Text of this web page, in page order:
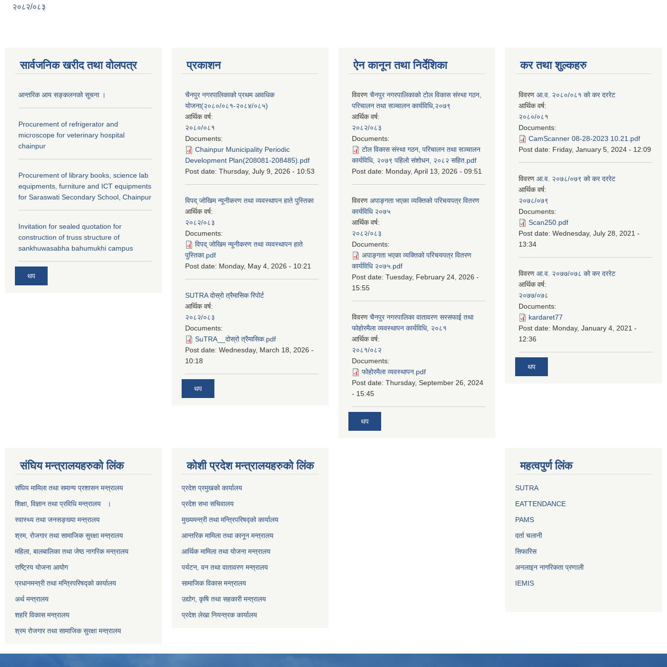
२०८२/०८३
सार्वजनिक खरीद तथा वाेलपत्र
आन्तरिक आय सङ्कलनको सूचना ।
Procurement of refrigerator and
microscope for veterinary hospital
chainpur
Procurement of library books, science lab
equipments, furniture and ICT equipments
for Saraswati Secondary School, Chainpur
Invitation for sealed quotation for
construction of truss structure of
sankhuwasabha bahumukhi campus
थप
प्रकाशन
चैनपुर नगरपालिकाको प्रथम आवधिक
योजना(२०८०/०८१-२०८४/०८५)
आर्थिक वर्ष:
२०८०/०८१
Documents:
Chainpur Municipality Periodic
Development Plan(208081-208485).pdf
Post date: Thursday, July 9, 2026 - 10:53
विपद् जोखिम न्यूनीकरण तथा व्यवस्थापन हाते पुस्तिका
आर्थिक वर्ष:
२०८२/०८३
Documents:
विपद् जोखिम न्यूनीकरण तथा व्यवस्थापन हाते
पुस्तिका.pdf
Post date: Monday, May 4, 2026 - 10:21
SUTRA दोस्रो त्रैमासिक रिपोर्ट
आर्थिक वर्ष:
२०८२/०८३
Documents:
SuTRA__दोस्रो त्रैमासिक.pdf
Post date: Wednesday, March 18, 2026 -
10:18
थप
ऐन कानून तथा निर्देशिका
विवरण चैनपुर नगरपालिकाको टोल विकास संस्था गठन,
परिचालन तथा सञ्चालन कार्यविधि,२०७९
आर्थिक वर्ष:
२०८२/०८३
Documents:
टोल विकास संस्था गठन, परिचालन तथा सञ्चालन
कार्यविधि, २०७९ पहिलो संशोधन, २०८२ सहित.pdf
Post date: Monday, April 13, 2026 - 09:51
विवरण अपाङ्गता भएका व्यक्तिको परिचयपत्र वितरण
कार्यविधि २०७५
आर्थिक वर्ष:
२०८२/०८३
Documents:
अपाङ्गता भएका व्यक्तिको परिचयपत्र वितरण
कार्यविधि २०७५.pdf
Post date: Tuesday, February 24, 2026 -
15:55
विवरण चैनपुर नगरपालिका वातावरण सरसफाई तथा
फोहोरमैला व्यवस्थापन कार्यविधि, २०८१
आर्थिक वर्ष:
२०८१/०८२
Documents:
फोहोरमैला व्यवस्थापन.pdf
Post date: Thursday, September 26, 2024
- 15:45
थप
कर तथा शुल्कहरु
विवरण आ.व. २०८०/०८१ को कर दररेट
आर्थिक वर्ष:
२०८०/०८१
Documents:
CamScanner 08-28-2023 10.21.pdf
Post date: Friday, January 5, 2024 - 12:09
विवरण आ.व. २०७८/०७९ को कर दररेट
आर्थिक वर्ष:
२०७८/०७९
Documents:
Scan250.pdf
Post date: Wednesday, July 28, 2021 -
13:34
विवरण आ.व. २०७७/०७८ को कर दररेट
आर्थिक वर्ष:
२०७७/०७८
Documents:
kardaret77
Post date: Monday, January 4, 2021 -
12:36
थप
स‌ंघिय मन्त्रालयहरुको लिंक
स‌ंघिय मामिला तथा समान्य प्रशासन मन्त्रालय
शिक्षा, विज्ञान तथा प्रविधि मन्त्रालय ।
स्वास्थ्य तथा जनसङ्ख्या मन्त्रालय
श्रम, रोजगार तथा सामाजिक सुरक्षा मन्त्रालय
महिला, बालबालिका तथा जेष्ठ नागरिक मन्त्रालय
राष्ट्रिय योजना आयोग
प्रधानमन्त्री तथा मन्त्रिपरिषद्को कार्यालय
अर्थ मन्त्रालय
शहरि विकास मन्त्रालय
श्रम रोजगार तथा सामाजिक सुरक्षा मन्त्रालय
कोशी प्रदेश मन्त्रालयहरुको लिंक
प्रदेश प्रमुखको कार्यालय
प्रदेश सभा सचिवालय
मुख्यमन्त्री तथा मन्त्रिपरिषद्को कार्यालय
आन्तरिक मामिला तथा कानून मन्त्रालय
आर्थिक मामिला तथा योजना मन्त्रालय
पर्यटन, वन तथा वातावरण मन्त्रालय
सामाजिक विकास मन्त्रालय
उद्योग, कृषि तथा सहकारी मन्त्रालय
प्रदेश लेखा नियन्त्रक कार्यालय
महत्वपुर्ण लिंक
SUTRA
EATTENDANCE
PAMS
दर्ता चलानी
सिफारिस
अनलाइन नागरिकता प्रणाली
IEMIS